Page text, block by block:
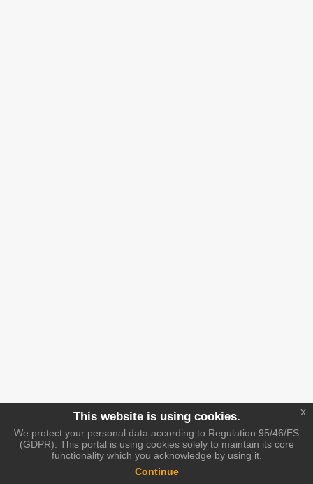
This website is using cookies.
We protect your personal data according to Regulation 95/46/ES
(GDPR). This portal is using cookies solely to maintain its core
functionality which you acknowledge by using it.
Continue
x